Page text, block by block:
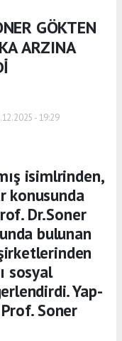
GÖKTEN
ARZINA
- 19:29
isimlrinden,
konusunda
Dr.Soner
bulunan
sosyal
Yap-
Soner